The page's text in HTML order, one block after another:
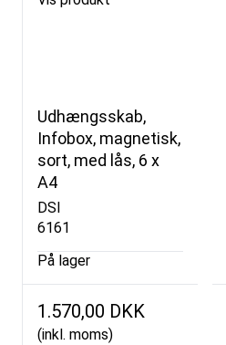
Udhængsskab,
Infobox, magnetisk,
sort, med lås, 6 x
A4
DSI
6161
På lager
1.570,00 DKK
(inkl. moms)